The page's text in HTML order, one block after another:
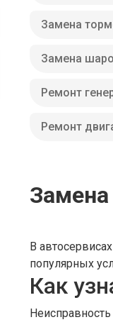
Замена
Замена
Ремонт
Ремонт
В
популярных
Как